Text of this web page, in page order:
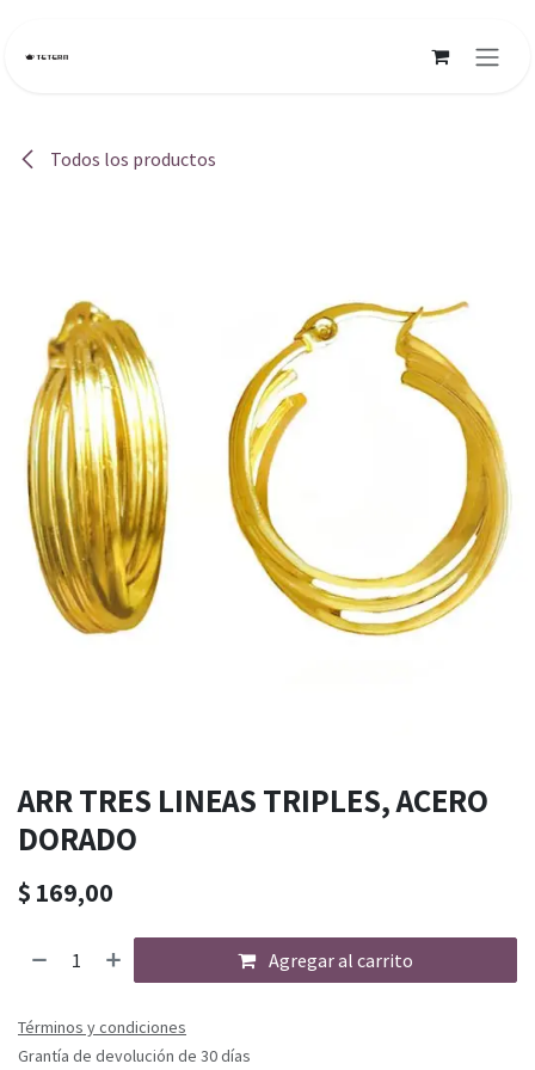
Todos los productos
ARR TRES LINEAS TRIPLES, ACERO
DORADO
$ 169,00
Agregar al carrito
Términos y condiciones
Grantía de devolución de 30 días